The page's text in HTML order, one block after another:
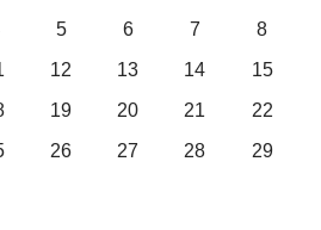
5 6 7
8
12 13 14
15
19 20 21
22
26 27 28
29